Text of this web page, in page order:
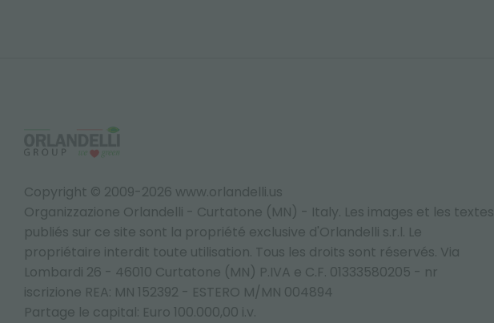
Copyright © 2009-2026 www.orlandelli.us
Organizzazione Orlandelli - Curtatone (MN) - Italy. Les images et les textes
publiés sur ce site sont la propriété exclusive d'Orlandelli s.r.l. Le
propriétaire interdit toute utilisation. Tous les droits sont réservés. Via
Lombardi 26 - 46010 Curtatone (MN) P.IVA e C.F. 01333580205 - nr
iscrizione REA: MN 152392 - ESTERO M/MN 004894
Partage le capital: Euro 100.000,00 i.v.